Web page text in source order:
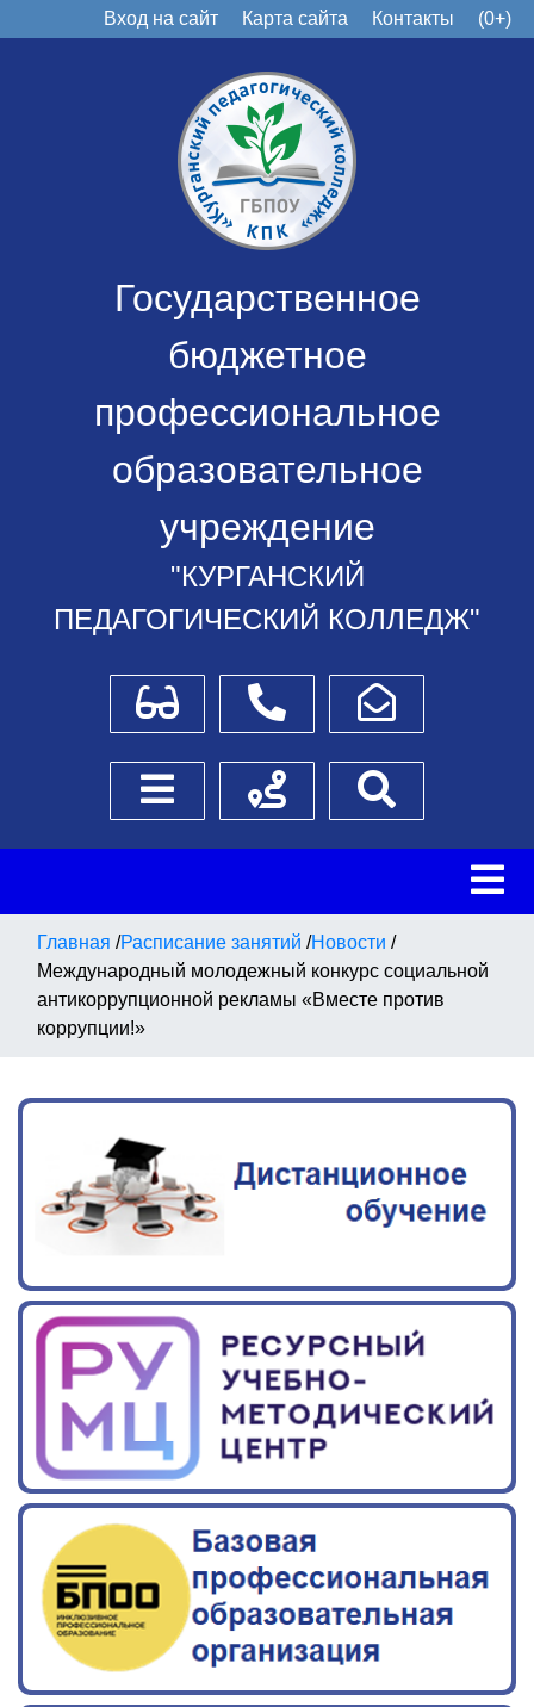
Вход на сайт Карта сайта Контакты (0+)
Государственное
бюджетное
профессиональное
образовательное
учреждение
"КУРГАНСКИЙ
ПЕДАГОГИЧЕСКИЙ КОЛЛЕДЖ"
Для слабовидящихТелефоныНаписать обращение
Боковое менюСхема проезда
Главная /Расписание занятий /Новости /
Международный молодежный конкурс социальной
антикоррупционной рекламы «Вместе против
коррупции!»